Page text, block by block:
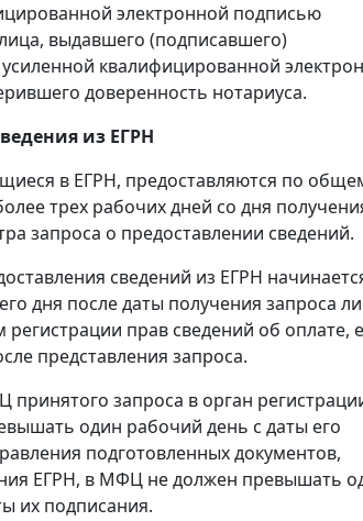
электронной подписью
выдавшего (подписавшего)
квалифицированной
доверенность нотариуса.
из ЕГРН
в ЕГРН, предоставляются по
трех рабочих дней со дня
запроса о предоставлении сведений.
сведений из ЕГРН
дня после даты получения запроса
прав сведений об оплате,
представления запроса.
запроса в орган
один рабочий день с даты его
подготовленных документов,
ЕГРН, в МФЦ не должен превышать
их подписания.